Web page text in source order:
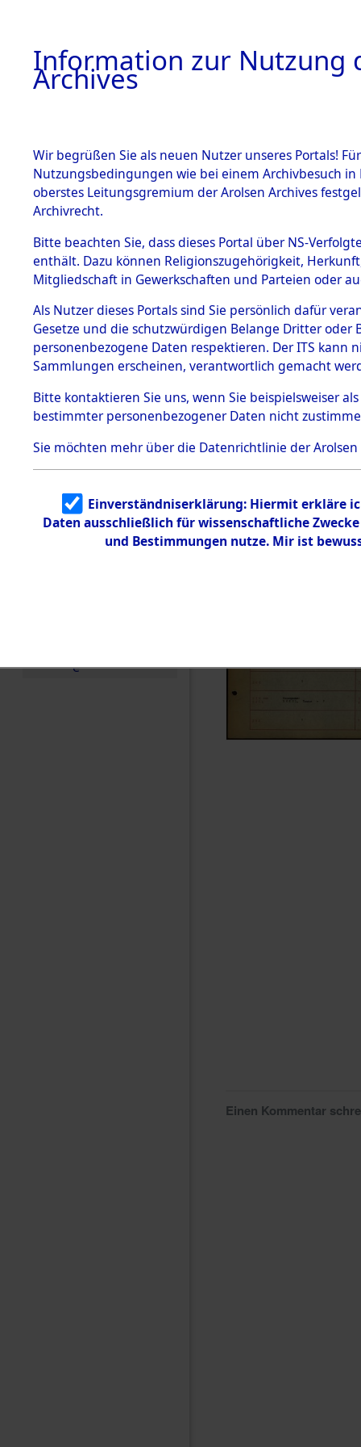
BESTÄNDE
1.
mente
5. Verschiedenes
5.3
Todesmärsche
5.3.1 Alliierte
Erhebungen
zu
Todesmärsch
en
5.3.2
Identifizierun
g
5.3.3
Todesmärsch
e
Dead -
Branch -
Einen Kommentar
Information zur Nutzung
Archives
Wir begrüßen Sie als neuen Nutzer unseres Portals!
Nutzungsbedingungen wie bei einem Archivbesuch
oberstes Leitungsgremium der Arolsen Archives
Archivrecht.
Bitte beachten Sie, dass dieses Portal über NS-
enthält. Dazu können Religionszugehörigkeit,
Mitgliedschaft in Gewerkschaften und Parteien oder
Als Nutzer dieses Portals sind Sie persönlich dafür
Gesetze und die schutzwürdigen Belange Dritter
personenbezogene Daten respektieren. Der ITS
Sammlungen erscheinen, verantwortlich gemacht
Bitte kontaktieren Sie uns, wenn Sie beispielsweiser
bestimmter personenbezogener Daten nicht
Sie möchten mehr über die Datenrichtlinie der Arolsen
Einverständniserklärung: Hiermit erkläre
Daten ausschließlich für wissenschaftliche
und Bestimmungen nutze. Mir ist